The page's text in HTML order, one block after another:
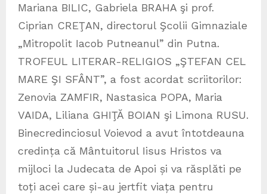
Mariana BILIC, Gabriela BRAHA şi prof.
Ciprian CREŢAN, directorul Şcolii Gimnaziale
„Mitropolit Iacob Putneanul” din Putna.
TROFEUL LITERAR-RELIGIOS „ŞTEFAN CEL
MARE ŞI SFÂNT”, a fost acordat scriitorilor:
Zenovia ZAMFIR, Nastasica POPA, Maria
VAIDA, Liliana GHIŢĂ BOIAN şi Limona RUSU.
Binecredinciosul Voievod a avut întotdeauna
credința că Mântuitorul Iisus Hristos va
mijloci la Judecata de Apoi și va răsplăti pe
toți acei care și-au jertfit viața pentru